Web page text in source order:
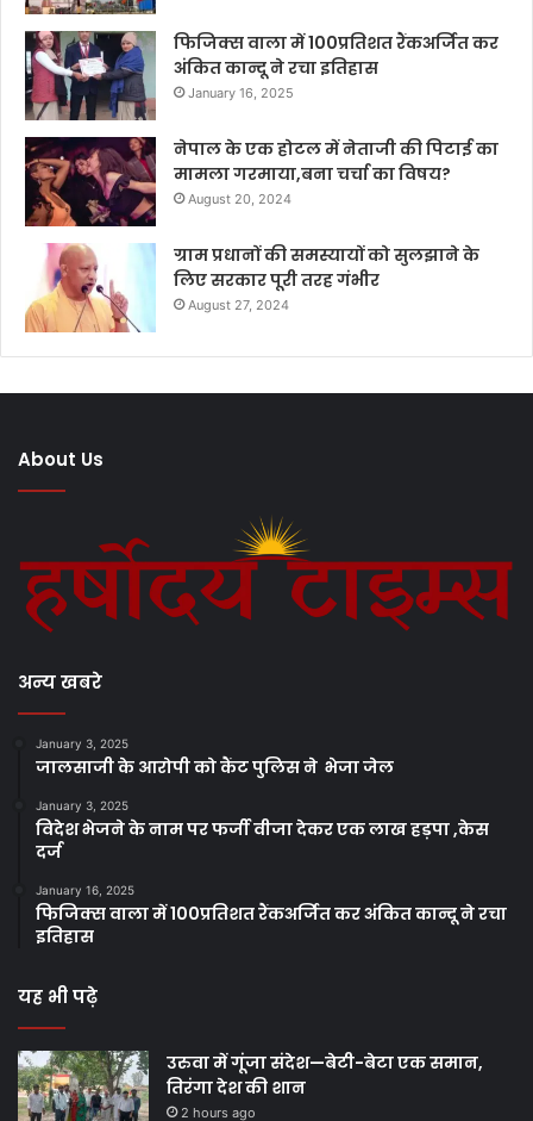
फिजिक्स वाला में 100प्रतिशत रैंकअर्जित कर
अंकित कान्दू ने रचा इतिहास
January 16, 2025
नेपाल के एक होटल में नेताजी की पिटाई का
मामला गरमाया,बना चर्चा का विषय?
August 20, 2024
ग्राम प्रधानों की समस्यायों को सुलझाने के
लिए सरकार पूरी तरह गंभीर
August 27, 2024
About Us
अन्य खबरे
January 3, 2025
जालसाजी के आरोपी को कैंट पुलिस ने भेजा जेल
January 3, 2025
विदेश भेजने के नाम पर फर्जी वीजा देकर एक लाख हड़पा ,केस
दर्ज
January 16, 2025
फिजिक्स वाला में 100प्रतिशत रैंकअर्जित कर अंकित कान्दू ने रचा
इतिहास
यह भी पढ़े
उरुवा में गूंजा संदेश—बेटी-बेटा एक समान,
तिरंगा देश की शान
2 hours ago